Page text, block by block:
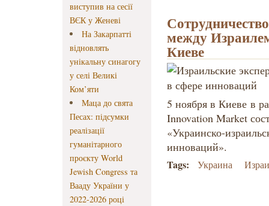
виступив на сесії
ВЄК у Женеві
На Закарпатті
відновлять
унікальну синагогу
у селі Великі
Ком’яти
Маца до свята
Песах: підсумки
реалізації
гуманітарного
проєкту World
Jewish Congress та
Вааду України у
2022-2026 році
между
Киеве
5 ноября в Киеве в
Innovation Market
«Украинско-
инноваций».
Tags: Украина